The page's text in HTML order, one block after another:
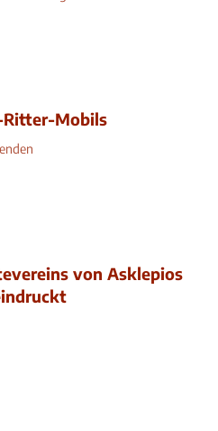
Ritter-Mobils
von Asklepios